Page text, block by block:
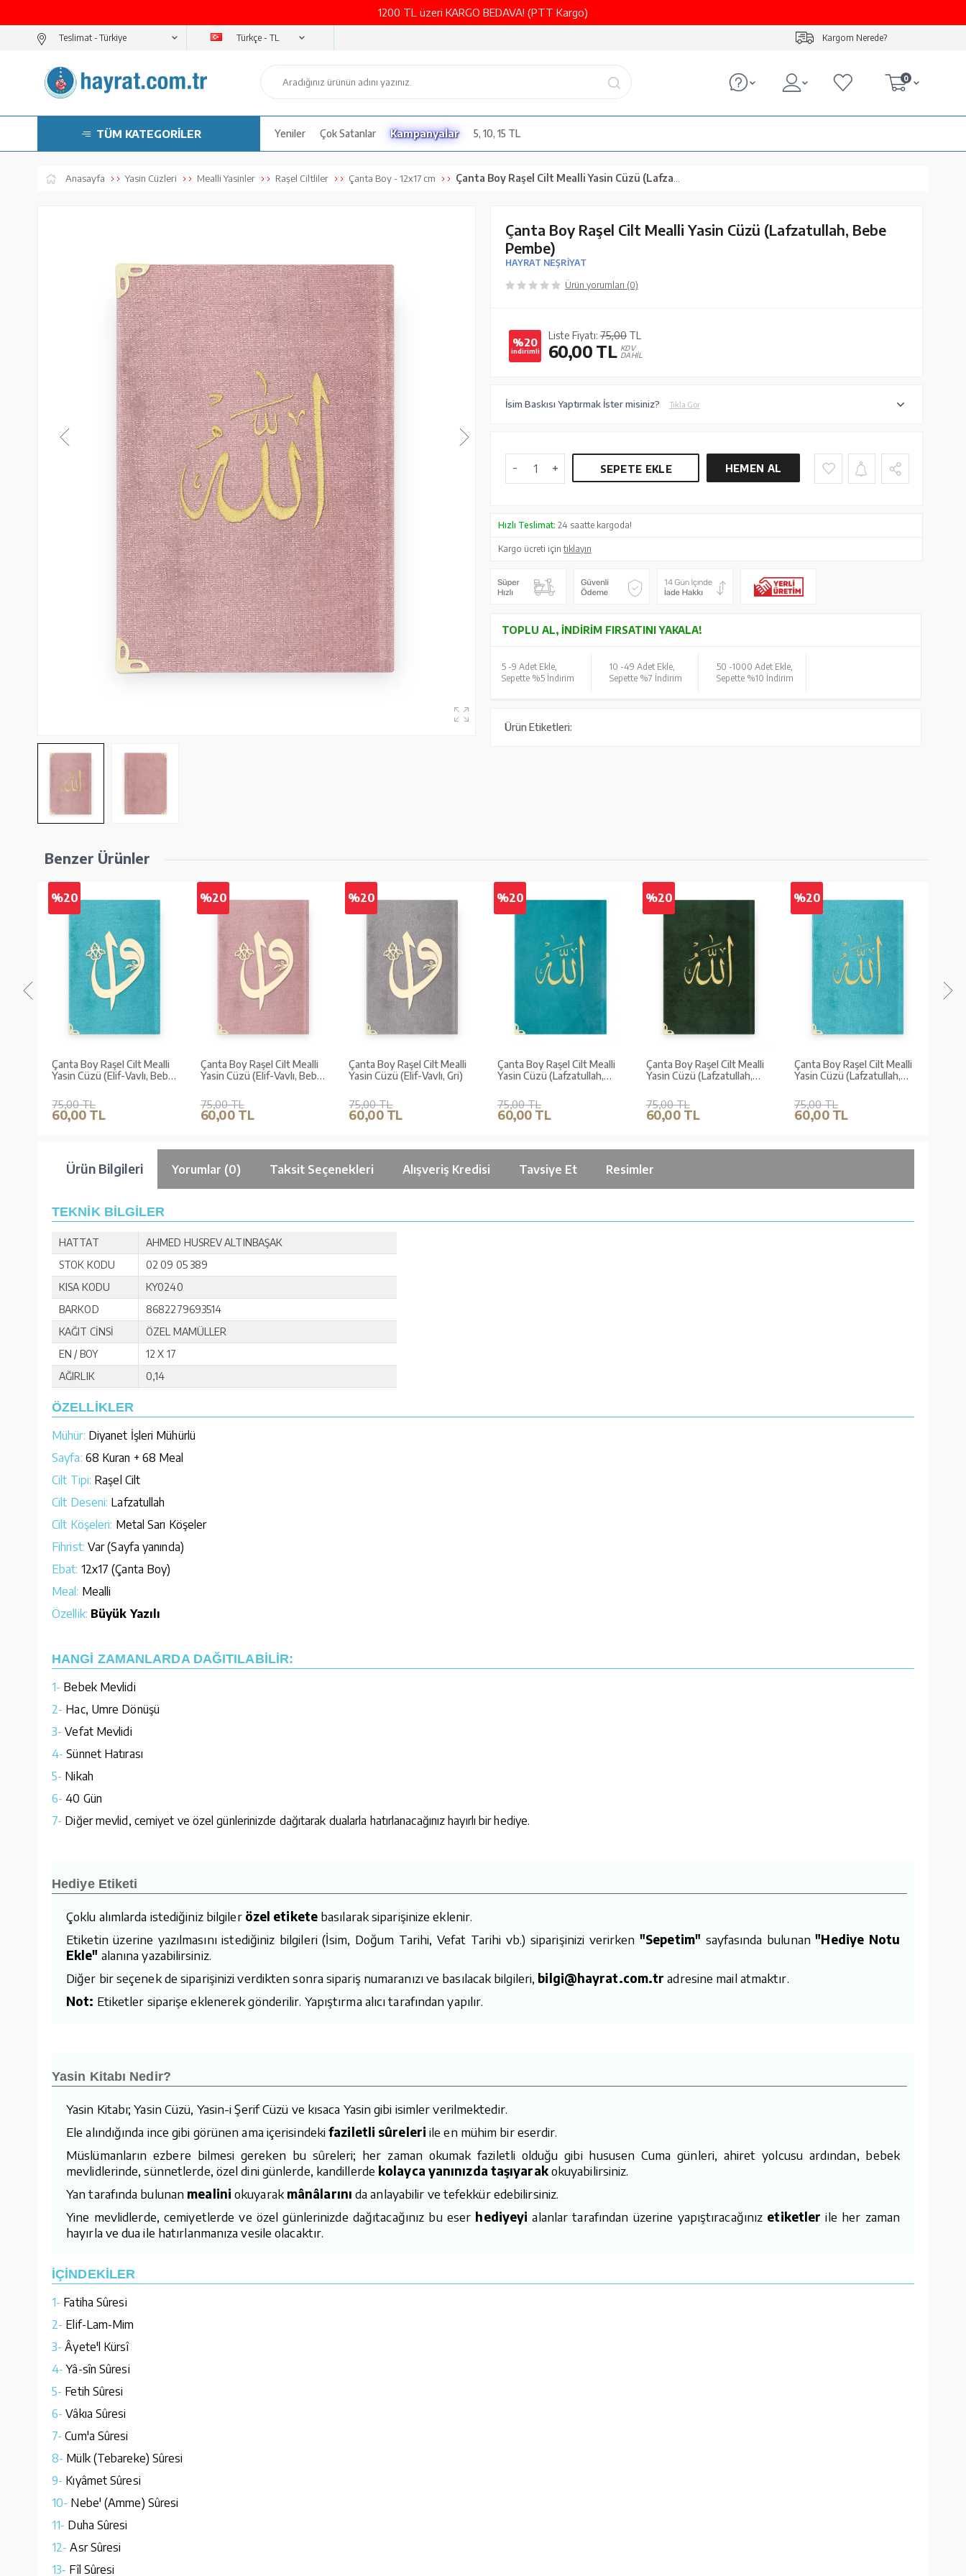
1200 TL üzeri KARGO BEDAVA! (PTT Kargo)
Teslimat - Türkçe - TL Kargom Nerede?
0
TÜM KATEGORİLER Yeniler Çok Satanlar Kampanyalar 5, 10, 15 TL
Anasayfa Yasin Cüzleri Mealli Yasinler Raşel Ciltliler Çanta Boy - 12x17 cm Çanta Boy Raşel Cilt Mealli Yasin Cüzü (Lafzatullah, Bebe Pembe)
Çanta Boy Raşel Cilt Mealli Yasin Cüzü (Lafzatullah, Bebe
Pembe)
HAYRAT NEŞRİYAT
Ürün yorumları (0)
%20
indirimli
Liste Fiyatı: 75,00 TL
60,00TL KDV
DAHİL
İsim Baskısı Yaptırmak İster misiniz? Tıkla Gör
SEPETE EKLE HEMEN AL
Hızlı Teslimat: 24 saatte kargoda!
Kargo ücreti içintıklayın
TOPLU AL, İNDIRIM FIRSATINI YAKALA!
5 -9 Adet Ekle,
Sepette %5 İndirim
10 -49 Adet Ekle,
Sepette %7 İndirim
50 -1000 Adet Ekle,
Sepette %10 İndirim
Ürün Etiketleri:
Benzer Ürünler
%20
Çanta Boy Raşel Cilt Mealli
Yasin Cüzü (Elif-Vavlı, Bebe
75,00 TL
60,00 TL
%20
Çanta Boy Raşel Cilt Mealli
Yasin Cüzü (Elif-Vavlı, Bebe
75,00 TL
60,00 TL
%20
Çanta Boy Raşel Cilt Mealli
Yasin Cüzü (Elif-Vavlı, Gri)
75,00 TL
60,00 TL
%20
Çanta Boy Raşel Cilt Mealli
Yasin Cüzü (Lafzatullah,
75,00 TL
60,00 TL
%20
Çanta Boy Raşel Cilt Mealli
Yasin Cüzü (Lafzatullah,
75,00 TL
60,00 TL
%20
Çanta Boy Raşel Cilt Mealli
Yasin Cüzü (Lafzatullah,
75,00 TL
60,00 TL
Ürün Bilgileri Yorumlar (0) Taksit Seçenekleri Alışveriş Kredisi Tavsiye Et Resimler
TEKNİK BİLGİLER
HATTAT
AHMED HUSREV ALTINBAŞAK
STOK KODU
02 09 05 389
KISA KODU
KY0240
BARKOD
8682279693514
KAĞIT CİNSİ
ÖZEL MAMÜLLER
EN / BOY
12 X 17
AĞIRLIK
0,14
ÖZELLİKLER
Mühür: Diyanet İşleri Mühürlü
Sayfa: 68 Kuran + 68 Meal
Cilt Tipi: Raşel Cilt
Cilt Deseni: Lafzatullah
Cilt Köşeleri: Metal Sarı Köşeler
Fihrist: Var (Sayfa yanında)
Ebat: 12x17 (Çanta Boy)
Meal: Mealli
Özellik: Büyük Yazılı
HANGİ ZAMANLARDA DAĞITILABİLİR:
1- Bebek Mevlidi
2- Hac, Umre Dönüşü
3- Vefat Mevlidi
4- Sünnet Hatırası
5- Nikah
6- 40 Gün
7- Diğer mevlid, cemiyet ve özel günlerinizde dağıtarak dualarla hatırlanacağınız hayırlı bir hediye.
Hediye Etiketi
Çoklu alımlarda istediğiniz bilgiler özel etiketebasılarak siparişinize eklenir.
Etiketin üzerine yazılmasını istediğiniz bilgileri (İsim, Doğum Tarihi, Vefat Tarihi vb.) siparişinizi verirken"Sepetim" sayfasında bulunan"Hediye Notu
Ekle" alanına yazabilirsiniz.
Diğer bir seçenek de siparişinizi verdikten sonra sipariş numaranızı ve basılacak bilgileri, bilgi@hayrat.com.tr adresine mail atmaktır.
Not: Etiketler siparişe eklenerek gönderilir. Yapıştırma alıcı tarafından yapılır.
Yasin Kitabı Nedir?
Yasin Kitabı; Yasin Cüzü, Yasin-i Şerif Cüzü ve kısaca Yasin gibi isimler verilmektedir.
Ele alındığında ince gibi görünen ama içerisindekifaziletli sûreleri ile en mühim bir eserdir.
Müslümanların ezbere bilmesi gereken bu sûreleri; her zaman okumak faziletli olduğu gibi hususen Cuma günleri, ahiret yolcusu ardından, bebek
mevlidlerinde, sünnetlerde, özel dini günlerde, kandillerde kolayca yanınızda taşıyarakokuyabilirsiniz.
Yan tarafında bulunan mealini okuyarak mânâlarını da anlayabilir ve tefekkür edebilirsiniz.
Yine mevlidlerde, cemiyetlerde ve özel günlerinizde dağıtacağınız bu eser hediyeyi alanlar tarafından üzerine yapıştıracağınız etiketler ile her zaman
hayırla ve dua ile hatırlanmanıza vesile olacaktır.
İÇİNDEKİLER
1- Fatiha Sûresi
2- Elif-Lam-Mim
3- Âyete'l Kürsî
4- Yâ-sîn Sûresi
5- Fetih Sûresi
6- Vâkıa Sûresi
7- Cum'a Sûresi
8- Mülk (Tebareke) Sûresi
9- Kıyâmet Sûresi
10- Nebe' (Amme) Sûresi
11- Duha Sûresi
12- Asr Sûresi
13- Fîl Sûresi